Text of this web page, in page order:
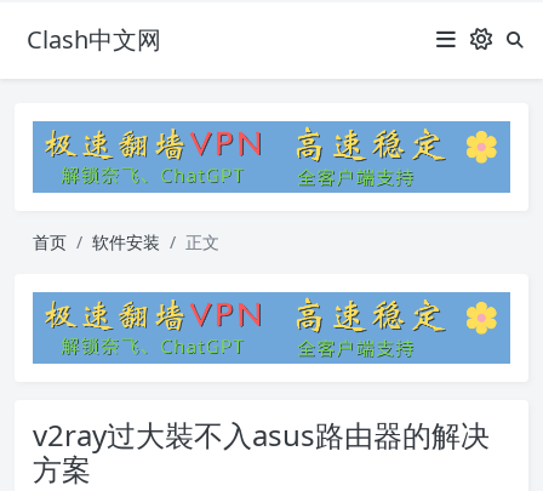
Clash中文网
首页 软件安装 正文
v2ray过大裝不入asus路由器的解决
方案